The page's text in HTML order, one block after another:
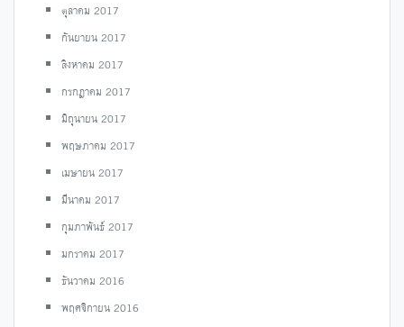
ตุลาคม 2017
กันยายน 2017
สิงหาคม 2017
กรกฎาคม 2017
มิถุนายน 2017
พฤษภาคม 2017
เมษายน 2017
มีนาคม 2017
กุมภาพันธ์ 2017
มกราคม 2017
ธันวาคม 2016
พฤศจิกายน 2016